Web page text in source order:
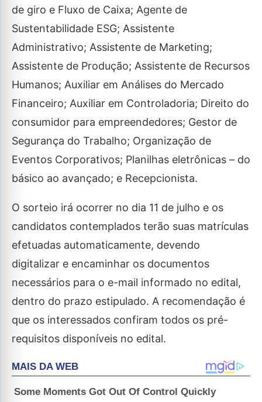
de giro e Fluxo de Caixa; Agente de
Sustentabilidade ESG; Assistente
Administrativo; Assistente de Marketing;
Assistente de Produção; Assistente de Recursos
Humanos; Auxiliar em Análises do Mercado
Financeiro; Auxiliar em Controladoria; Direito do
consumidor para empreendedores; Gestor de
Segurança do Trabalho; Organização de
Eventos Corporativos; Planilhas eletrônicas – do
básico ao avançado; e Recepcionista.
O sorteio irá ocorrer no dia 11 de julho e os
candidatos contemplados terão suas matrículas
efetuadas automaticamente, devendo
digitalizar e encaminhar os documentos
necessários para o e-mail informado no edital,
dentro do prazo estipulado. A recomendação é
que os interessados confiram todos os pré-
requisitos disponíveis no edital.